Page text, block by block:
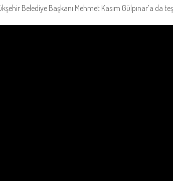
Belediye Başkanı Mehmet Kasım Gülpınar’a da